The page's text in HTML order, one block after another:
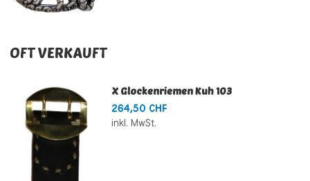
OFT VERKAUFT
X Glockenriemen Kuh 103
264,50 CHF
inkl. MwSt.